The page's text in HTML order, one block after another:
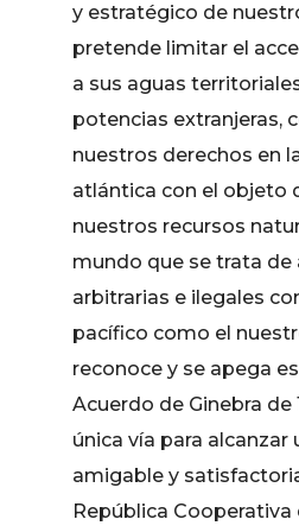
y estratégico de
pretende limitar el
a sus aguas
potencias extranjeras,
nuestros derechos en
atlántica con el objeto
nuestros recursos
mundo que se trata de
arbitrarias e ilegales
pacífico como el
reconoce y se apega
Acuerdo de Ginebra de
única vía para alcanzar
amigable y
República Cooperativa